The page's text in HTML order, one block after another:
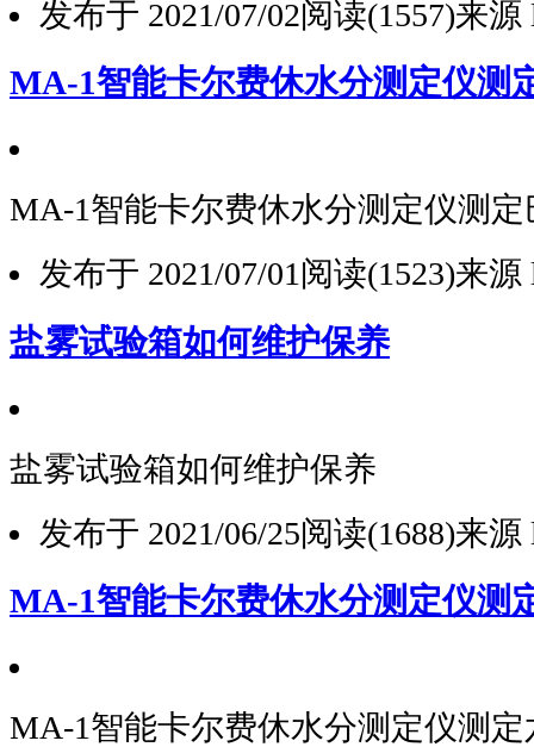
发布于 2021/07/02阅读(1557)来源
MA-1智能卡尔费休水分测定仪测
MA-1智能卡尔费休水分测定仪测
发布于 2021/07/01 阅读(1523)来源
盐雾试验箱如何维护保养
盐雾试验箱如何维护保养
发布于 2021/06/25阅读(1688)来源
MA-1智能卡尔费休水分测定仪测
MA-1智能卡尔费休水分测定仪测